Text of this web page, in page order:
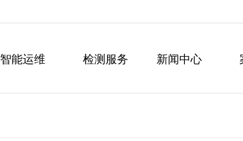
智能运维 检测服务 新闻中心